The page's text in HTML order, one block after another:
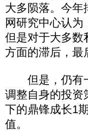
大多陨落。今年
网研究中心认
但是对于大多数
方面的滞后，最
但是，仍有一
调整自身的投资
下的鼎锋成长1
值。